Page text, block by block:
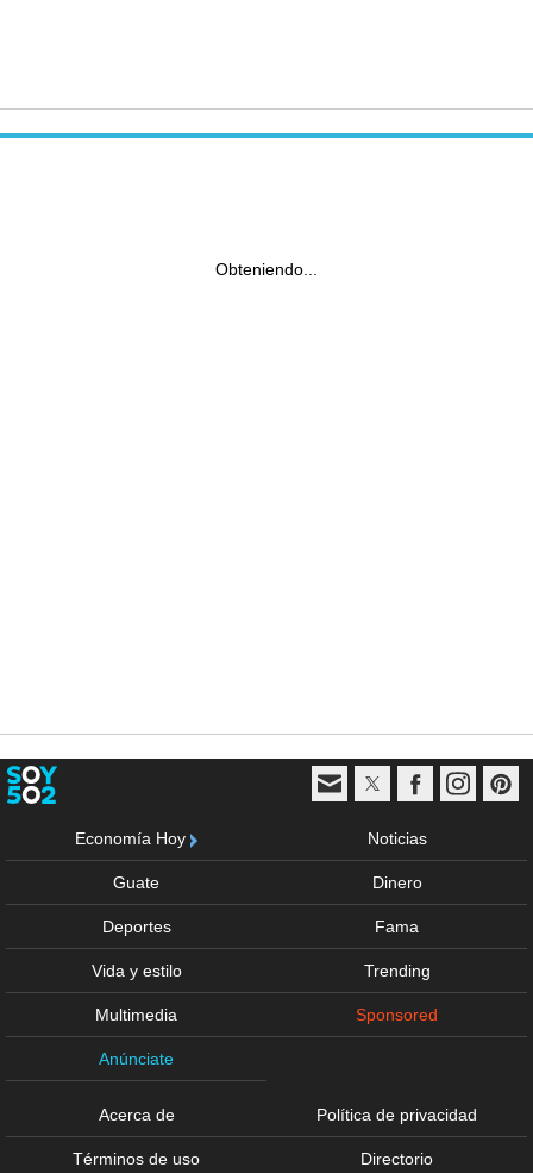
Obteniendo...
Economía Hoy Noticias
Guate Dinero
Deportes Fama
Vida y estilo Trending
Multimedia Sponsored
Anúnciate
Acerca de Política de privacidad
Términos de uso Directorio